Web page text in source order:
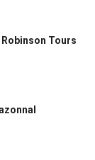
Tours